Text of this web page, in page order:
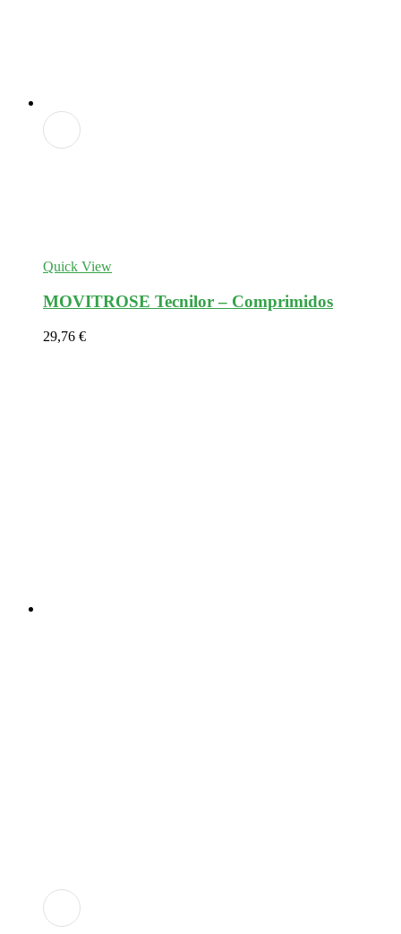
Quick View
MOVITROSE Tecnilor – Comprimidos
29,76 €